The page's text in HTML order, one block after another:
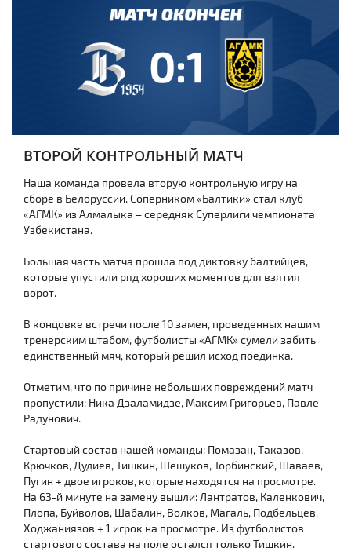
ВТОРОЙ КОНТРОЛЬНЫЙ МАТЧ
Наша команда провела вторую контрольную игру на
сборе в Белоруссии. Соперником «Балтики» стал клуб
«АГМК» из Алмалыка – середняк Суперлиги чемпионата
Узбекистана.
Большая часть матча прошла под диктовку балтийцев,
которые упустили ряд хороших моментов для взятия
ворот.
В концовке встречи после 10 замен, проведенных нашим
тренерским штабом, футболисты «АГМК» сумели забить
единственный мяч, который решил исход поединка.
Отметим, что по причине небольших повреждений матч
пропустили: Ника Дзаламидзе, Максим Григорьев, Павле
Радунович.
Стартовый состав нашей команды: Помазан, Таказов,
Крючков, Дудиев, Тишкин, Шешуков, Торбинский, Шаваев,
Пугин + двое игроков, которые находятся на просмотре.
На 63-й минуте на замену вышли: Лантратов, Каленкович,
Плопа, Буйволов, Шабалин, Волков, Магаль, Подбельцев,
Ходжаниязов + 1 игрок на просмотре. Из футболистов
стартового состава на поле остался только Тишкин.